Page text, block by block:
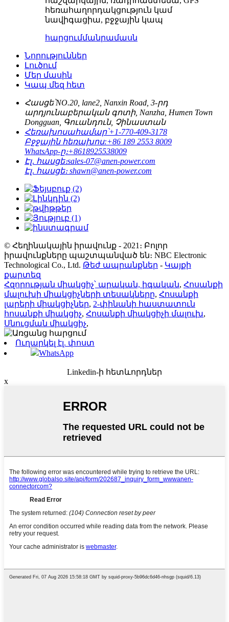
հեռահաղորդակցություն կամ
նավիգացիա, բջջային կապ
հարցումմանրամասն
Նորություններ
Լուծում
Մեր մասին
Կապ մեզ հետ
Հասցե՝NO.20, lane2, Nanxin Road, 3-րդ
արդյունաբերական գոտի, Nanzha, Humen Town
Dongguan, Գուանդուն, Չինաստան
Հեռախոսահամար՝+1-770-409-3178
Բջջային հեռախոս:+86 189 2553 8009
WhatsApp-ը։+8618925538009
Էլ․ հասցե։sales-07@anen-power.com
Էլ․ հասցե։ shawn@anen-power.com
© Հեղինակային իրավունք - 2021։ Բոլոր
իրավունքները պաշտպանված են։ NBC Electronic
Technological Co., Ltd. Թեժ ապրանքներ - Կայքի
քարտեզ
Հզորության միակցիչ՝ արական, իգական, Հոսանքի
մալուխի միակցիչների տեսակները, Հոսանքի
լարերի միակցիչներ, 2-փինանի հաստատուն
հոսանքի միակցիչ, Հոսանքի միակցիչի մալուխ,
Սնուցման միակցիչ,
Ուղարկել էլ. փոստ
WhatsApp
Linkedin-ի հետևորդներ
x